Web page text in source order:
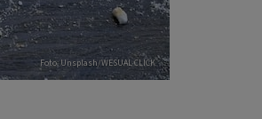
Foto: Unsplash/WESUAL CLICK